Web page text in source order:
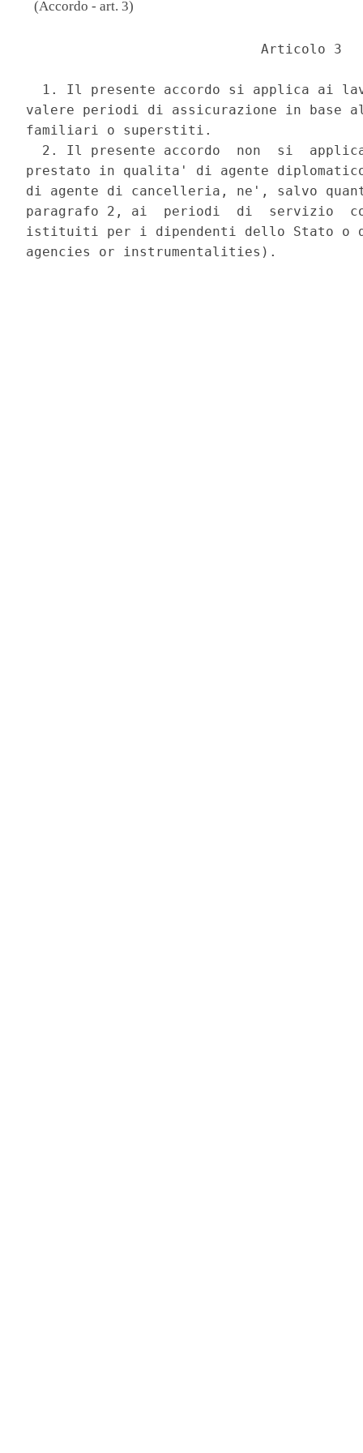
(Accordo - art. 3)
                             Articolo 3
1. Il presente accordo si applica ai
valere periodi di assicurazione in
familiari o superstiti.
2. Il presente accordo  non  si
prestato in qualita' di agente
di agente di cancelleria, ne', salvo
paragrafo 2, ai  periodi  di  servizio
istituiti per i dipendenti dello Stato o